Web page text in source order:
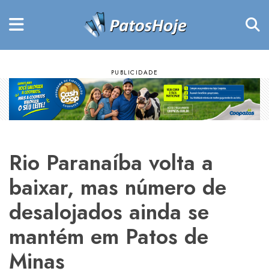
Rio Paranaíba volta a
baixar, mas número de
desalojados ainda se
mantém em Patos de
Minas